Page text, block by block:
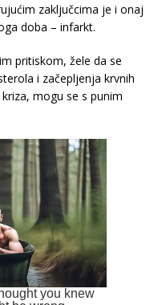
zaključcima je i onaj
doba – infarkt.
pritiskom, žele da se
i začepljenja krvnih
mogu se s punim